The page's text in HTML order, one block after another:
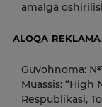
amalga
ALOQA REKLAMA
Guvohnoma:
Muassis: “High
Respublikasi,